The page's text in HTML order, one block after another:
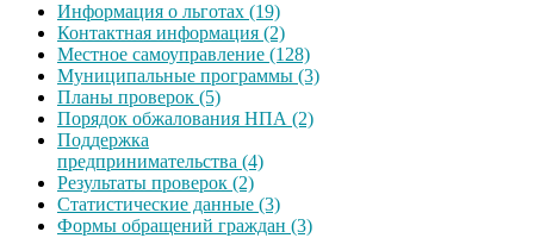
Информация о льготах (19)
Контактная информация (2)
Местное самоуправление (128)
Муниципальные программы (3)
Планы проверок (5)
Порядок обжалования НПА (2)
Поддержка
предпринимательства (4)
Результаты проверок (2)
Статистические данные (3)
Формы обращений граждан (3)